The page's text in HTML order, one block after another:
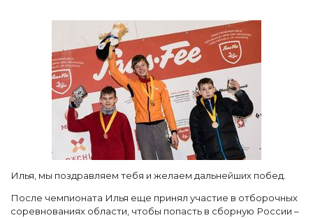
Илья, мы поздравляем тебя и желаем дальнейших побед.
После чемпионата Илья еще принял участие в отборочных
соревнованиях области, чтобы попасть в сборную России –